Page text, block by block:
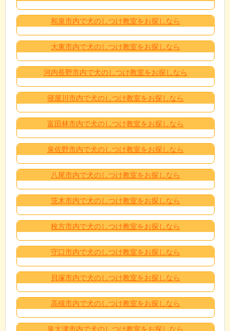
和泉市内で犬のしつけ教室をお探しなら
大東市内で犬のしつけ教室をお探しなら
河内長野市内で犬のしつけ教室をお探しなら
寝屋川市内で犬のしつけ教室をお探しなら
富田林市内で犬のしつけ教室をお探しなら
泉佐野市内で犬のしつけ教室をお探しなら
八尾市内で犬のしつけ教室をお探しなら
茨木市内で犬のしつけ教室をお探しなら
枚方市内で犬のしつけ教室をお探しなら
守口市内で犬のしつけ教室をお探しなら
貝塚市内で犬のしつけ教室をお探しなら
高槻市内で犬のしつけ教室をお探しなら
泉大津市内で犬のしつけ教室をお探しなら